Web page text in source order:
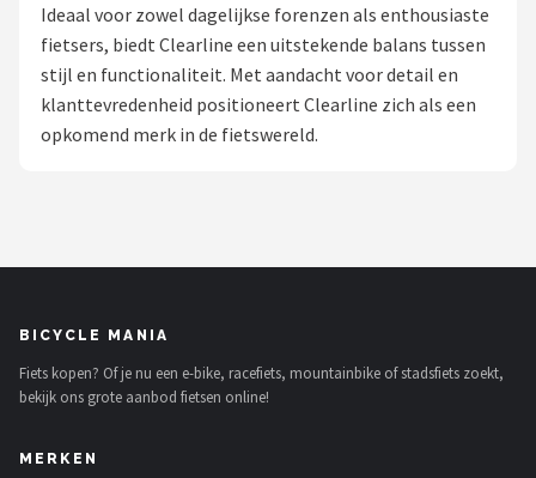
Elektrische fietsen
Mountainbikes
Shop
ABUS
AXA
New Looxs
Ideaal voor zowel dagelijkse forenzen als enthousiaste
fietsers, biedt Clearline een uitstekende balans tussen
stijl en functionaliteit. Met aandacht voor detail en
klanttevredenheid positioneert Clearline zich als een
opkomend merk in de fietswereld.
BICYCLE MANIA
Fiets kopen? Of je nu een e-bike, racefiets, mountainbike of stadsfiets zoekt,
bekijk ons grote aanbod fietsen online!
MERKEN